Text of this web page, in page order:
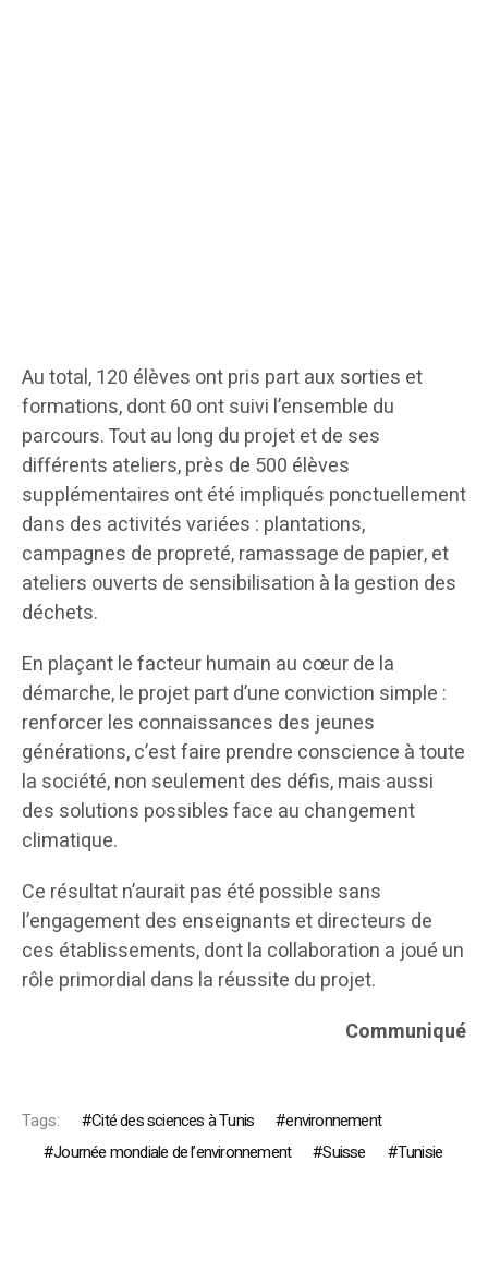
Au total, 120 élèves ont pris part aux sorties et
formations, dont 60 ont suivi l’ensemble du
parcours. Tout au long du projet et de ses
différents ateliers, près de 500 élèves
supplémentaires ont été impliqués ponctuellement
dans des activités variées : plantations,
campagnes de propreté, ramassage de papier, et
ateliers ouverts de sensibilisation à la gestion des
déchets.
En plaçant le facteur humain au cœur de la
démarche, le projet part d’une conviction simple :
renforcer les connaissances des jeunes
générations, c’est faire prendre conscience à toute
la société, non seulement des défis, mais aussi
des solutions possibles face au changement
climatique.
Ce résultat n’aurait pas été possible sans
l’engagement des enseignants et directeurs de
ces établissements, dont la collaboration a joué un
rôle primordial dans la réussite du projet.
Communiqué
Tags: Cité des sciences à Tunis
environnement
Journée mondiale de l’environnement
Suisse Tunisie